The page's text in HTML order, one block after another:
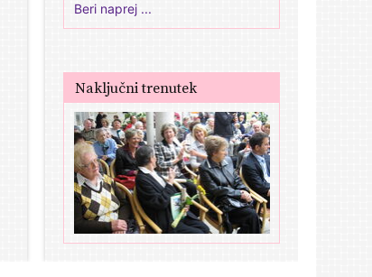
Beri naprej ...
Naključni trenutek